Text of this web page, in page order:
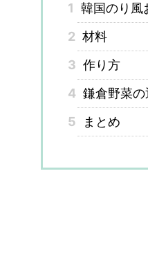
1 韓国のり風
2 材料
3 作り方
4 鎌倉野菜
5
まとめ